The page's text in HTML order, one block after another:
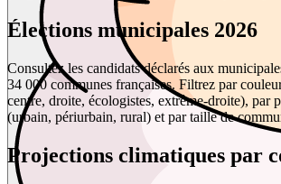
Élections municipales 2026
Consultez les candidats déclarés aux
34 000 communes françaises. Filtrez par
centre, droite, écologistes, extrême-droite), par
(urbain, périurbain, rural) et par taille de
Projections climatiques par